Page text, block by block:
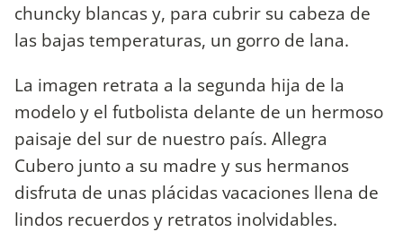
chuncky blancas y, para cubrir su cabeza de
las bajas temperaturas, un gorro de lana.
La imagen retrata a la segunda hija de la
modelo y el futbolista delante de un hermoso
paisaje del sur de nuestro país. Allegra
Cubero junto a su madre y sus hermanos
disfruta de unas plácidas vacaciones llena de
lindos recuerdos y retratos inolvidables.